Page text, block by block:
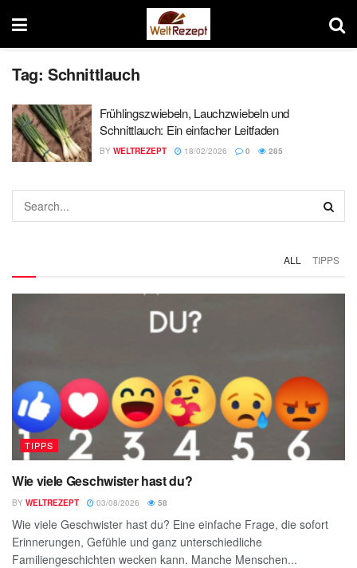
Tag: Schnittlauch
Frühlingszwiebeln, Lauchzwiebeln und
Schnittlauch: Ein einfacher Leitfaden
BY WELTREZEPT 18/02/2026 0 285
ALL TIPPS
TIPPS
Wie viele Geschwister hast du?
BY WELTREZEPT 03/08/2026 58
Wie viele Geschwister hast du? Eine einfache Frage, die sofort
Erinnerungen, Gefühle und ganz unterschiedliche
Familiengeschichten wecken kann. Manche Menschen...